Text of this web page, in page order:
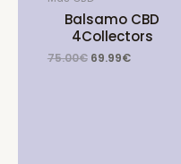
Balsamo CBD
4Collectors
75.00€ Original
69.99€Current